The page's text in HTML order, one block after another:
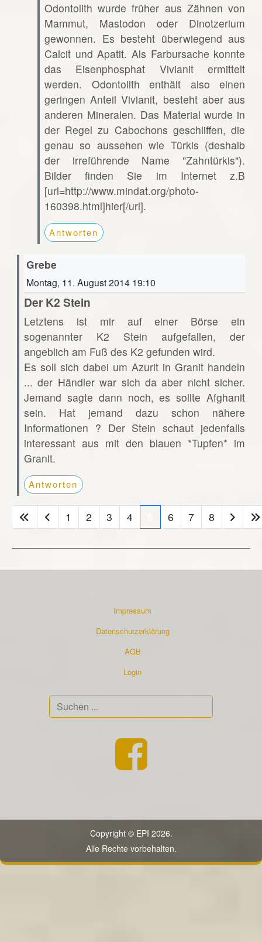
Odontolith wurde früher aus Zähnen von
Mammut, Mastodon oder Dinotzerium
gewonnen. Es besteht überwiegend aus
Calcit und Apatit. Als Farbursache konnte
das Eisenphosphat Vivianit ermittelt
werden. Odontolith enthält also einen
geringen Anteil Vivianit, besteht aber aus
anderen Mineralen. Das Material wurde in
der Regel zu Cabochons geschliffen, die
genau so aussehen wie Türkis (deshalb
der irreführende Name "Zahntürkis").
Bilder finden Sie im Internet z.B
[url=http://www.mindat.org/photo-
160398.html]hier[/url].
Antworten
Grebe
Montag, 11. August 2014 19:10
Der K2 Stein
Letztens ist mir auf einer Börse ein
sogenannter K2 Stein aufgefallen, der
angeblich am Fuß des K2 gefunden wird.
Es soll sich dabei um Azurit in Granit handeln
... der Händler war sich da aber nicht sicher.
Jemand sagte dann noch, es sollte Afghanit
sein. Hat jemand dazu schon nähere
Informationen ? Der Stein schaut jedenfalls
interessant aus mit den blauen *Tupfen* im
Granit.
Antworten
1 2 3 4 6 7 8
Impressum
Datenschutzerklärung
AGB
Login
Copyright © EPI 2026.
Alle Rechte vorbehalten.